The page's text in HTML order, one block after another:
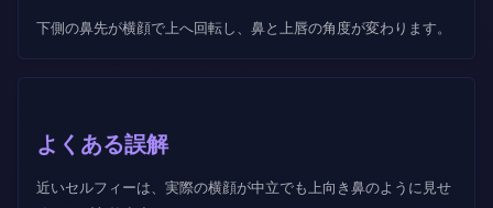
下側の鼻先が横顔で上へ回転し、鼻と上唇の角度が変わります。
よくある誤解
近いセルフィーは、実際の横顔が中立でも上向き鼻のように見せ